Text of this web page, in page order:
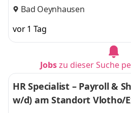
Bad Oeynhausen
vor 1 Tag
Jobszu dieser Suche
HR Specialist – Payroll &
w/d) am Standort Vlotho/